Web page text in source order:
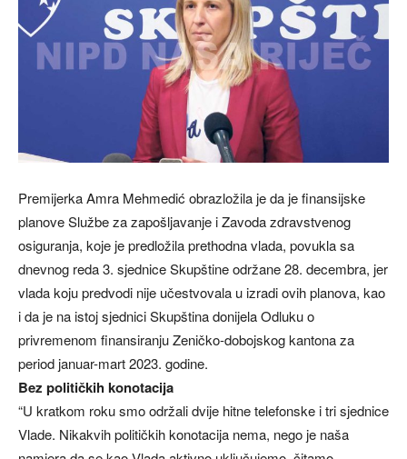
Premijerka Amra Mehmedić obrazložila je da je finansijske
planove Službe za zapošljavanje i Zavoda zdravstvenog
osiguranja, koje je predložila prethodna vlada, povukla sa
dnevnog reda 3. sjednice Skupštine održane 28. decembra, jer
vlada koju predvodi nije učestvovala u izradi ovih planova, kao
i da je na istoj sjednici Skupština donijela Odluku o
privremenom finansiranju Zeničko-dobojskog kantona za
period januar-mart 2023. godine.
Bez političkih konotacija
“U kratkom roku smo održali dvije hitne telefonske i tri sjednice
Vlade. Nikakvih političkih konotacija nema, nego je naša